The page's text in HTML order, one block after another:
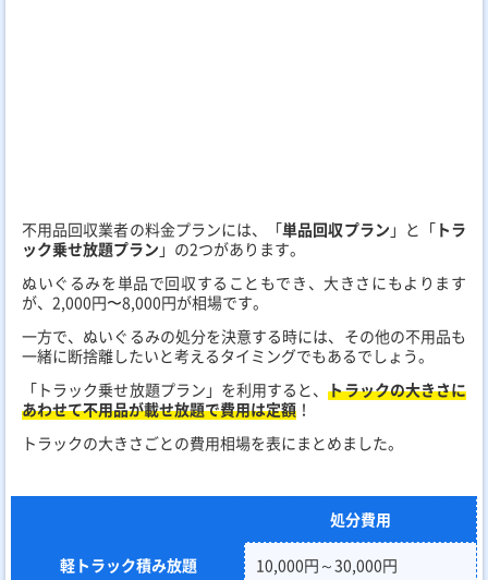
不用品回収業者の料金プランには、「単品回収プラン 」と「トラ
ック乗せ放題プラン 」の2つがあります。
ぬいぐるみを単品で回収することもでき、大きさにもよります
が、2,000円〜8,000円が相場です。
一方で、ぬいぐるみの処分を決意する時には、その他の不用品も
一緒に断捨離したいと考えるタイミングでもあるでしょう。
「トラック乗せ放題プラン」を利用すると、トラックの大きさに
あわせて不用品が載せ放題で費用は定額 ！
トラックの大きさごとの費用相場を表にまとめました。
処分費用
軽トラック積み放題 10,000円～30,000円